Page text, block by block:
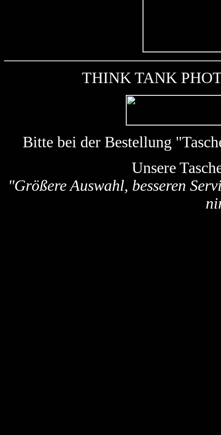
THINK TANK
Bitte bei der Bestellung
Unsere
"Größere Auswahl, besseren